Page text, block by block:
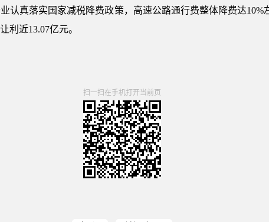
认真落实国家减税降费政策，高速公路通行费整体降费达
利近13.07亿元。
扫一扫在手机打开当前页